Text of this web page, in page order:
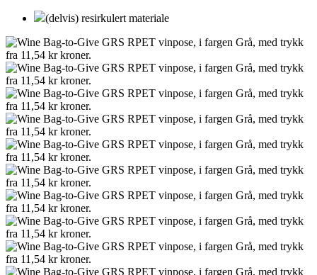
(delvis) resirkulert materiale